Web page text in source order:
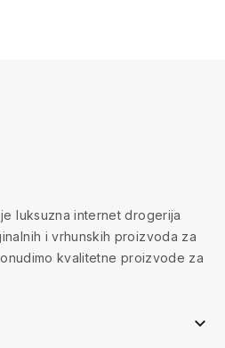
luksuzna internet drogerija
i vrhunskih proizvoda za
kvalitetne proizvode za
keyboard_arrow_down